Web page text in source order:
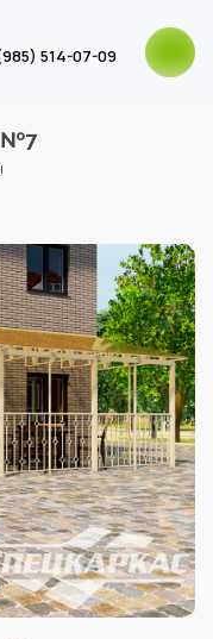
514-07-09
№7